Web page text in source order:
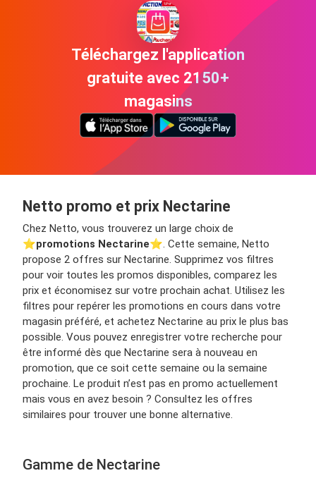
Téléchargez l'application
gratuite avec 2150+
magasins
Netto promo et prix Nectarine
Chez Netto, vous trouverez un large choix de
⭐️promotions Nectarine⭐️. Cette semaine, Netto
propose 2 offres sur Nectarine. Supprimez vos filtres
pour voir toutes les promos disponibles, comparez les
prix et économisez sur votre prochain achat. Utilisez les
filtres pour repérer les promotions en cours dans votre
magasin préféré, et achetez Nectarine au prix le plus bas
possible. Vous pouvez enregistrer votre recherche pour
être informé dès que Nectarine sera à nouveau en
promotion, que ce soit cette semaine ou la semaine
prochaine. Le produit n’est pas en promo actuellement
mais vous en avez besoin ? Consultez les offres
similaires pour trouver une bonne alternative.
Gamme de Nectarine